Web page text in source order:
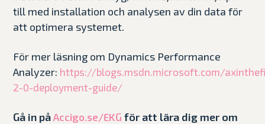
till med installation och analysen av din data för
att optimera systemet.
För mer läsning om Dynamics Performance
Analyzer: https://blogs.msdn.microsoft.com/
2-0-deployment-guide/
Gå in på Accigo.se/EKG för att lära dig mer om